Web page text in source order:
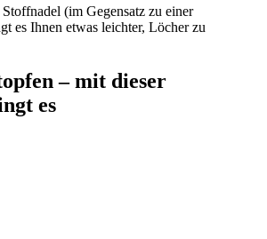
(im Gegensatz zu einer
es Ihnen etwas leichter, Löcher zu
– mit dieser
es